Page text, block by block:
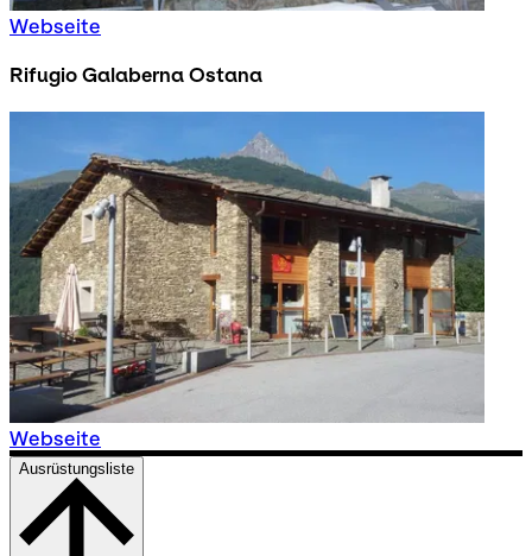
Webseite
Rifugio Galaberna Ostana
Webseite
Ausrüstungsliste